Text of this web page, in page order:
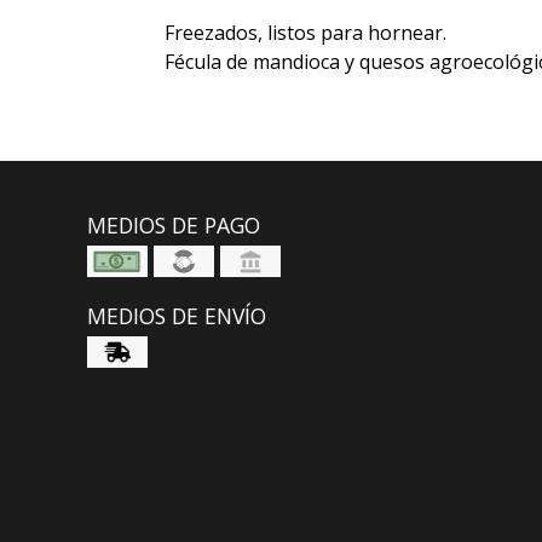
Freezados, listos para hornear.
Fécula de mandioca y quesos
MEDIOS DE PAGO
MEDIOS DE ENVÍO